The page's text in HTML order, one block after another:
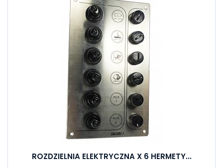
ROZDZIELNIA ELEKTRYCZNA X 6 HERMETY...